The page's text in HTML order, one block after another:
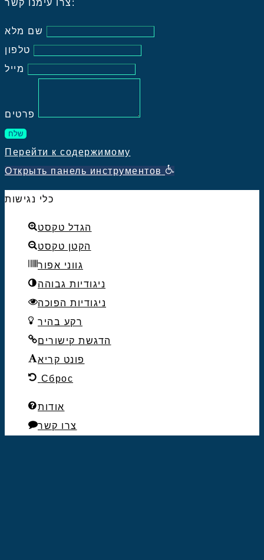
צרו עימנו קשר:
שם מלא
טלפון
מייל
פרטים
שלח
Перейти к содержимому
Открыть панель инструментов
כלי נגישות
הגדל טקסט
הקטן טקסט
גווני אפור
ניגודיות גבוהה
ניגודיות הפוכה
רקע בהיר
הדגשת קישורים
פונט קריא
Сброс
אודות
צרו קשר